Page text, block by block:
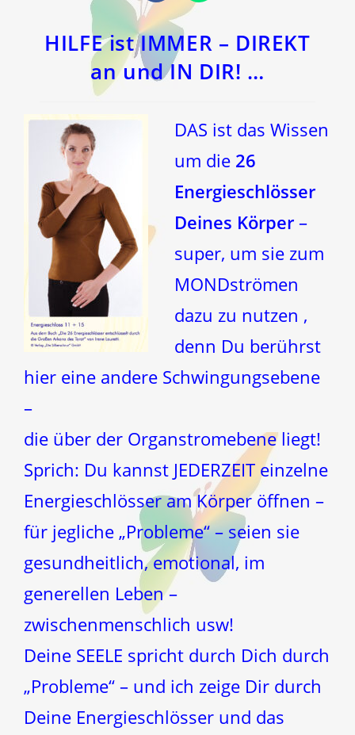
einem
neuen
Fenster Fenster
HILFE ist IMMER – DIREKT
an und IN DIR! …
DAS ist das Wissen
um die 26
Energieschlösser
Deines Körper –
super, um sie zum
MONDströmen
dazu zu nutzen ,
denn Du berührst
hier eine andere Schwingungsebene
–
die über der Organstromebene liegt!
Sprich: Du kannst JEDERZEIT einzelne
Energieschlösser am Körper öffnen –
für jegliche „Probleme“ – seien sie
gesundheitlich, emotional, im
generellen Leben –
zwischenmenschlich usw!
Deine SEELE spricht durch Dich durch
„Probleme“ – und ich zeige Dir durch
Deine Energieschlösser und das